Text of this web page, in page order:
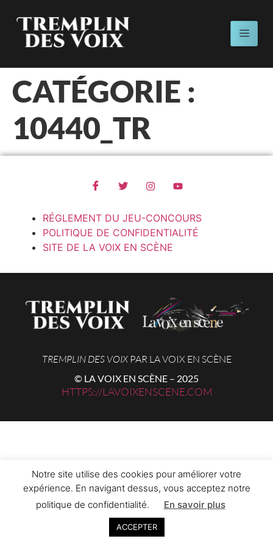
CATÉGORIE :
10440_TR
RÉGLEMENT DU JEU-CONCOURS
POLITIQUE DE CONFIDENTIALITÉ
SITE DE LA VOIX EN SCÈNE
TREMPLIN DES VOIXPAR LA VOIX EN SCÈNE
© LA VOIX EN SCÈNE – 2025
HTTPS://LAVOIXENSCENE.COM
Notre site utilise des cookies pour améliorer votre
expérience. En navigant dessus, vous acceptez notre
politique de confidentialité.
En savoir plus
ACCEPTER